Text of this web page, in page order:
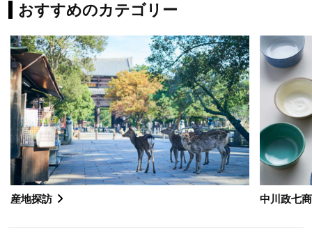
おすすめのカテゴリー
産地探訪 中川政七